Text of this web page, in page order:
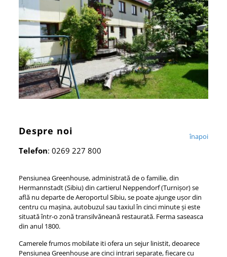
înapoi
Despre noi
Telefon: 0269 227 800
Pensiunea Greenhouse, administrată de o familie, din
Hermannstadt (Sibiu) din cartierul Neppendorf (Turnișor) se
află nu departe de Aeroportul Sibiu, se poate ajunge ușor din
centru cu mașina, autobuzul sau taxiul în cinci minute și este
situată într-o zonă transilvăneană restaurată. Ferma saseasca
din anul 1800.
Camerele frumos mobilate iti ofera un sejur linistit, deoarece
Pensiunea Greenhouse are cinci intrari separate, fiecare cu